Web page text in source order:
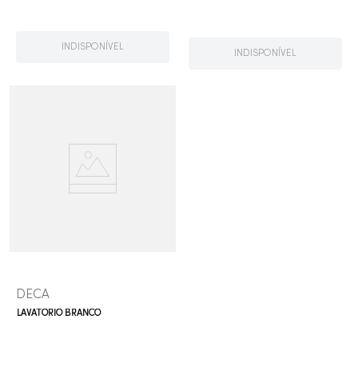
INDISPONÍVEL
INDISPONÍVEL
DECA
LAVATÓRIO BRANCO